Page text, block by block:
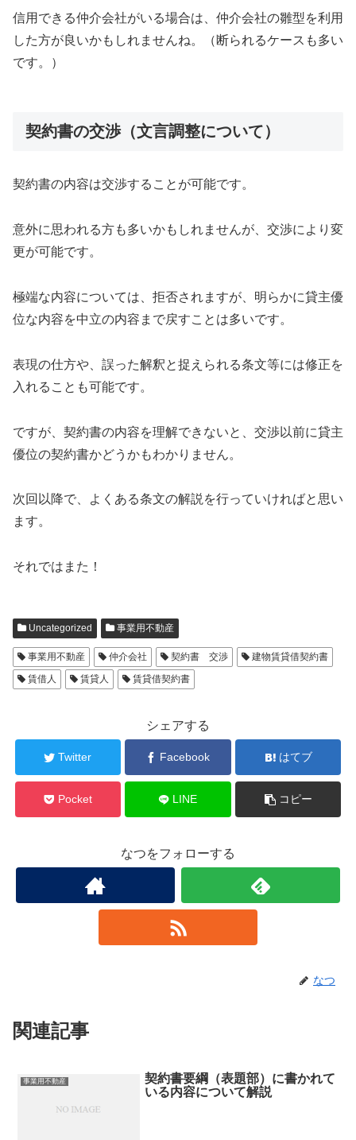
信用できる仲介会社がいる場合は、仲介会社の雛型を利用
した方が良いかもしれませんね。（断られるケースも多い
です。）
契約書の交渉（文言調整について）
契約書の内容は交渉することが可能です。
意外に思われる方も多いかもしれませんが、交渉により変
更が可能です。
極端な内容については、拒否されますが、明らかに貸主優
位な内容を中立の内容まで戻すことは多いです。
表現の仕方や、誤った解釈と捉えられる条文等には修正を
入れることも可能です。
ですが、契約書の内容を理解できないと、交渉以前に貸主
優位の契約書かどうかもわかりません。
次回以降で、よくある条文の解説を行っていければと思い
ます。
それではまた！
Uncategorized 事業用不動産
事業用不動産 仲介会社 契約書 交渉
建物賃貸借契約書
賃借人
賃貸人 賃貸借契約書
シェアする
Twitter Facebook はてブ
Pocket LINE コピー
なつをフォローする
なつ
関連記事
事業用不動産
契約書要綱（表題部）に書かれて
いる内容について解説